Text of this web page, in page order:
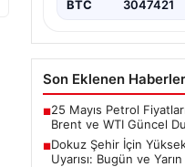
BTC 3047421
Son Eklenen Haberler
■25 Mayıs Petrol
Brent ve WTI Güncel
■Dokuz Şehir İçin Yüksek
Uyarısı: Bugün ve